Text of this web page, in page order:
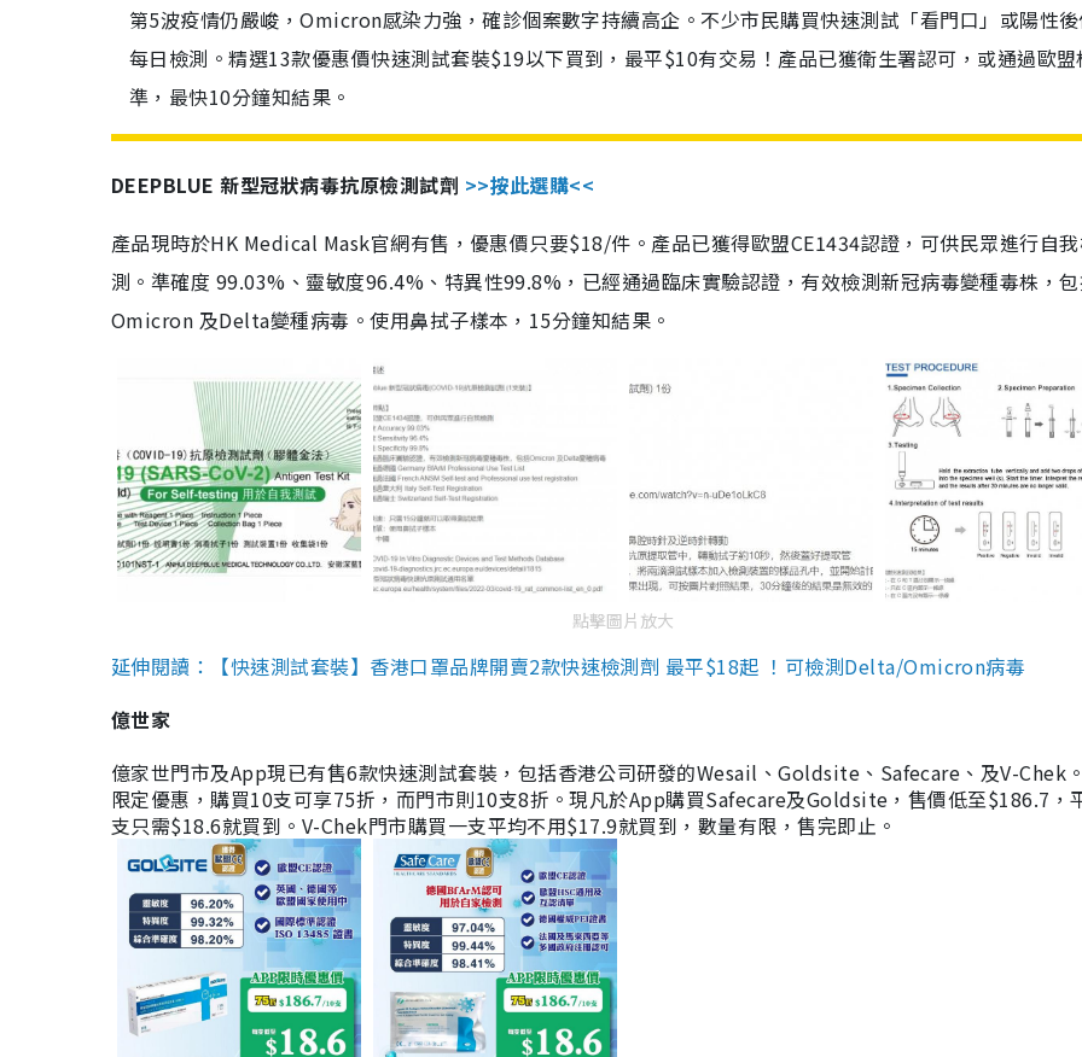
第5波疫情仍嚴峻，Omicron感染力強，確診個案數字持續高企。不少市民購買快速測試「看門口」或陽性
每日檢測。精選13款優惠價快速測試套裝$19以下買到，最平$10有交易！產品已獲衛生署認可，或通過歐盟
準，最快10分鐘知結果。
DEEPBLUE 新型冠狀病毒抗原檢測試劑 >>按此選購<<
產品現時於HK Medical Mask官網有售，優惠價只要$18/件。產品已獲得歐盟CE1434認證，可供民眾進行自
測。準確度 99.03%、靈敏度96.4%、特異性99.8%，已經通過臨床實驗認證，有效檢測新冠病毒變種毒株，
Omicron 及Delta變種病毒。使用鼻拭子樣本，15分鐘知結果。
點擊圖片放大
延伸閱讀：【快速測試套裝】香港口罩品牌開賣2款快速檢測劑 最平$18起 ！可檢測Delta/Omicron病毒
億世家
億家世門市及App現已有售6款快速測試套裝，包括香港公司研發的Wesail、Goldsite、Safecare、及V-Chek
限定優惠，購買10支可享75折，而門市則10支8折。現凡於App購買Safecare及Goldsite，售價低至$186.7，
支只需$18.6就買到。V-Chek門市購買一支平均不用$17.9就買到，數量有限，售完即止。